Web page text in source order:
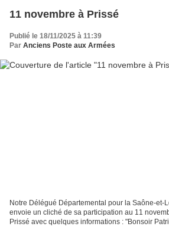
11 novembre à Prissé
Publié le 18/11/2025 à 11:39
Par Anciens Poste aux Armées
Notre Délégué Départemental pour la Saône-et-
envoie un cliché de sa participation au 11
Prissé avec quelques informations : "Bonsoir